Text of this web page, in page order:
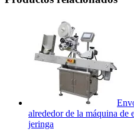
alrededor de la máquina de
jeringa